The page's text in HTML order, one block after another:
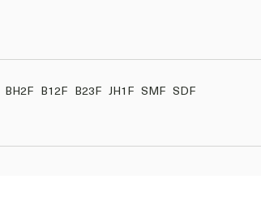
BH2F B12F B23F JH1F SMF SDF